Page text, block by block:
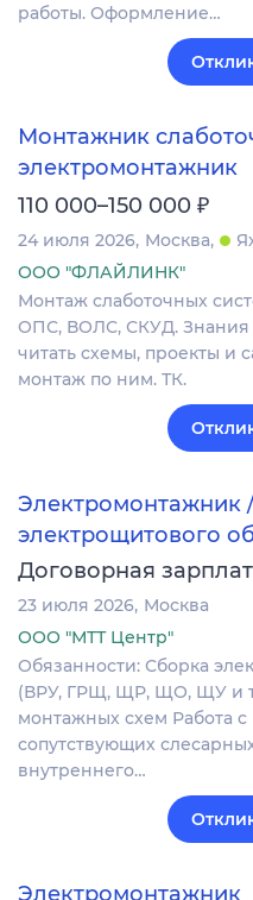
работы. Оформление…
Монтажник
электромонтажник
110 000–150 000 ₽
24 июля 2026 Москва
ООО "ФЛАЙЛИНК"
Монтаж слаботочных
ОПС‚ ВОЛС, СКУД. Знания
читать схемы, проекты и
монтаж по ним. ТК.
Электромонтажник
электрощитового
Договорная
23 июля 2026 Москва
ООО "МТТ Центр"
Обязанности: Сборка
(ВРУ, ГРЩ, ЩР, ЩО, ЩУ и
монтажных схем Работа
сопутствующих
внутреннего…
Электромонтажник